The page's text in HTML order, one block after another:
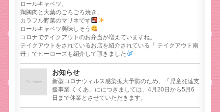
ロールキャベツ、
鶏胸肉と大葉のごろごろ焼き、
カラフル野菜のマリネです
ロールキャベツ美味しそう
コロナでテイクアウトのお弁当が増えていますね。
テイクアウトをされているお店を紹介されている「 テイクアウト南
丹」でヒーローズも紹介して頂きました
お知らせ
新型コロナウィルス感染拡大予防のため、「児童発達支
援事業 くくあ」ににつきましては、4月20日から5月6
日まで休業とさせていただきます。